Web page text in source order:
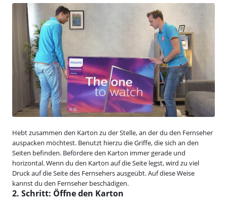
Hebt zusammen den Karton zu der Stelle, an der du den Fernseher
auspacken möchtest. Benutzt hierzu die Griffe, die sich an den
Seiten befinden. Befördere den Karton immer gerade und
horizontal. Wenn du den Karton auf die Seite legst, wird zu viel
Druck auf die Seite des Fernsehers ausgeübt. Auf diese Weise
kannst du den Fernseher beschädigen.
2. Schritt: Öffne den Karton